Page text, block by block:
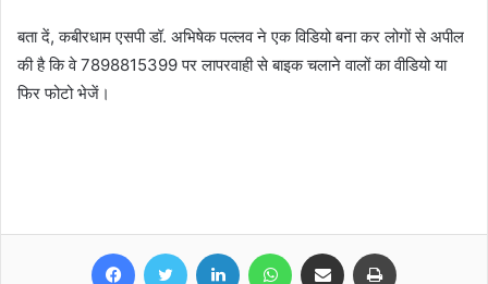
बता दें, कबीरधाम एसपी डॉ. अभिषेक पल्लव ने एक विडियो बना कर लोगों से अपील
की है कि वे 7898815399 पर लापरवाही से बाइक चलाने वालों का वीडियो या
फिर फोटो भेजें।
FacebookTwitter LinkedIn WhatsAppShare via Email